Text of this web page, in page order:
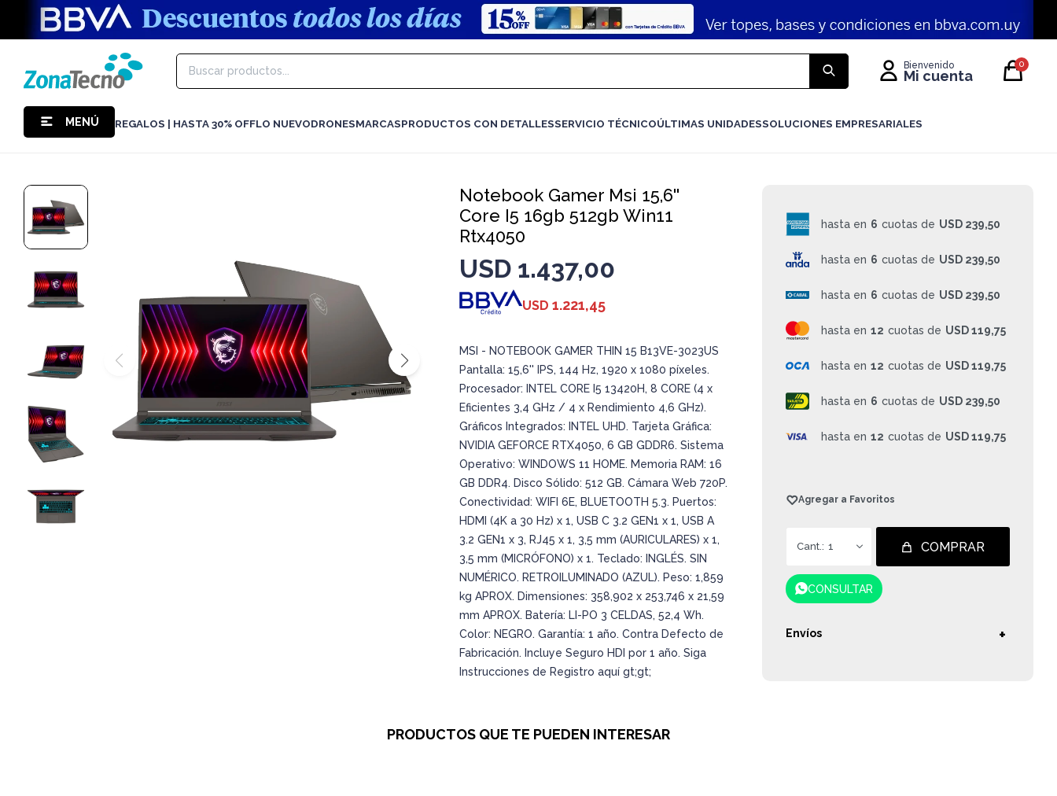
MENÚ REGALOS | HASTA 30% OFFLO NUEVODRONESMARCASPRODUCTOS CON DETALLESSERVICIO TÉCNICOÚLTIMAS UNIDADESSOLUCIONES EMPRESARIALES
0
Notebook Gamer Msi 15,6''
Core I5 16gb 512gb Win11
Rtx4050
USD 1.437,00
USD 1.221,45
MSI - NOTEBOOK GAMER THIN 15 B13VE-3023US
Pantalla: 15,6'' IPS, 144 Hz, 1920 x 1080 píxeles.
Procesador: INTEL CORE I5 13420H, 8 CORE (4 x
Eficientes 3,4 GHz / 4 x Rendimiento 4,6 GHz).
Gráficos Integrados: INTEL UHD. Tarjeta Gráfica:
NVIDIA GEFORCE RTX4050, 6 GB GDDR6. Sistema
Operativo: WINDOWS 11 HOME. Memoria RAM: 16
GB DDR4. Disco Sólido: 512 GB. Cámara Web 720P.
Conectividad: WIFI 6E, BLUETOOTH 5.3. Puertos:
HDMI (4K a 30 Hz) x 1, USB C 3.2 GEN1 x 1, USB A
3.2 GEN1 x 3, RJ45 x 1, 3,5 mm (AURICULARES) x 1,
3,5 mm (MICRÓFONO) x 1. Teclado: INGLÉS. SIN
NUMÉRICO. RETROILUMINADO (AZUL). Peso: 1,859
kg APROX. Dimensiones: 358,902 x 253,746 x 21,59
mm APROX. Batería: LI-PO 3 CELDAS, 52,4 Wh.
Color: NEGRO. Garantía: 1 año. Contra Defecto de
Fabricación. Incluye Seguro HDI por 1 año. Siga
Instrucciones de Registro aquí gt;gt;
hasta en 6 cuotas de USD 239,50
hasta en 6 cuotas de USD 239,50
hasta en 6 cuotas de USD 239,50
hasta en 12 cuotas de USD 119,75
hasta en 12 cuotas de USD 119,75
hasta en 6 cuotas de USD 239,50
hasta en 12 cuotas de USD 119,75
1 COMPRAR
CONSULTAR
Envíos
PRODUCTOS QUE TE PUEDEN INTERESAR